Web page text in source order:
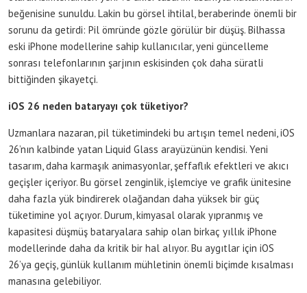
beğenisine sunuldu. Lakin bu görsel ihtilal, beraberinde önemli bir
sorunu da getirdi: Pil ömründe gözle görülür bir düşüş. Bilhassa
eski iPhone modellerine sahip kullanıcılar, yeni güncelleme
sonrası telefonlarının şarjının eskisinden çok daha süratli
bittiğinden şikayetçi.
iOS 26 neden bataryayı çok tüketiyor?
Uzmanlara nazaran, pil tüketimindeki bu artışın temel nedeni, iOS
26’nın kalbinde yatan Liquid Glass arayüzünün kendisi. Yeni
tasarım, daha karmaşık animasyonlar, şeffaflık efektleri ve akıcı
geçişler içeriyor. Bu görsel zenginlik, işlemciye ve grafik ünitesine
daha fazla yük bindirerek olağandan daha yüksek bir güç
tüketimine yol açıyor. Durum, kimyasal olarak yıpranmış ve
kapasitesi düşmüş bataryalara sahip olan birkaç yıllık iPhone
modellerinde daha da kritik bir hal alıyor. Bu aygıtlar için iOS
26’ya geçiş, günlük kullanım mühletinin önemli biçimde kısalması
manasına gelebiliyor.